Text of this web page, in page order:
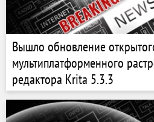
Вышло обновление
мультиплатформенного
редактора Krita 5.3.3